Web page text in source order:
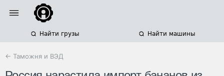
Найти грузы Найти машины
← Таможня и ВЭД